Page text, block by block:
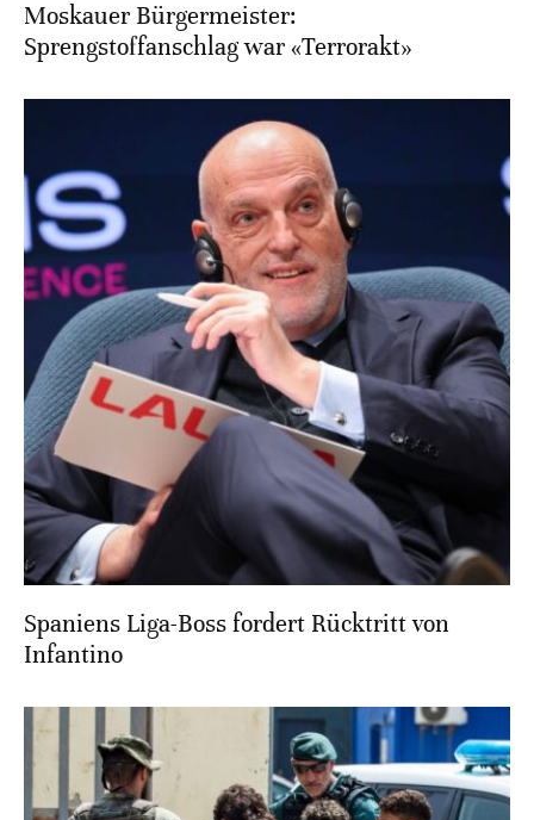
Moskauer Bürgermeister:
Sprengstoffanschlag war «Terrorakt»
Spaniens Liga-Boss fordert Rücktritt von
Infantino